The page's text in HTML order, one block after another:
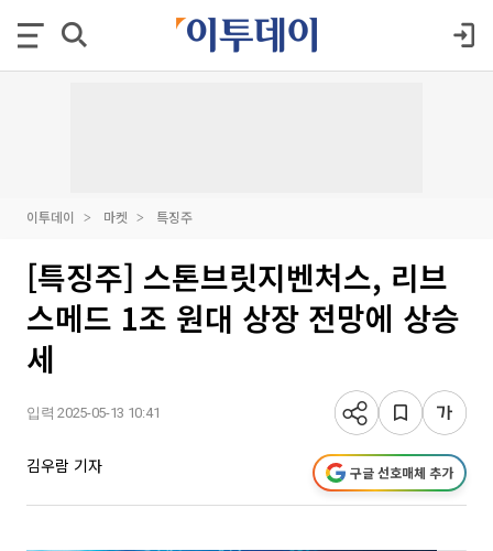
이투데이 마켓 특징주
[특징주] 스톤브릿지벤처스, 리브
스메드 1조 원대 상장 전망에 상승
세
입력 2025-05-13 10:41
김우람 기자 구글 선호매체 추가